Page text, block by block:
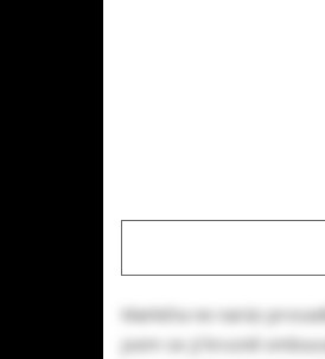
Markéta ne naráz
jsem se jí hrozně